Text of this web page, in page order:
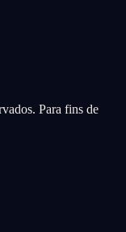
Para fins de